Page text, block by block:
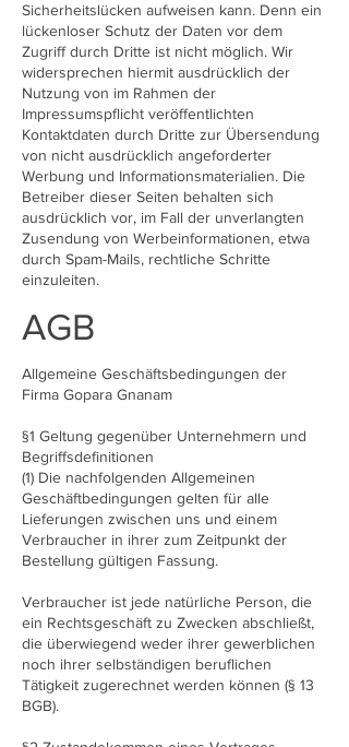
Sicherheitslücken aufweisen kann. Denn ein
lückenloser Schutz der Daten vor dem
Zugriff durch Dritte ist nicht möglich. Wir
widersprechen hiermit ausdrücklich der
Nutzung von im Rahmen der
Impressumspflicht veröffentlichten
Kontaktdaten durch Dritte zur Übersendung
von nicht ausdrücklich angeforderter
Werbung und Informationsmaterialien. Die
Betreiber dieser Seiten behalten sich
ausdrücklich vor, im Fall der unverlangten
Zusendung von Werbeinformationen, etwa
durch Spam-Mails, rechtliche Schritte
einzuleiten.
AGB
Allgemeine Geschäftsbedingungen der
Firma Gopara Gnanam
§1 Geltung gegenüber Unternehmern und
Begriffsdefinitionen
(1) Die nachfolgenden Allgemeinen
Geschäftbedingungen gelten für alle
Lieferungen zwischen uns und einem
Verbraucher in ihrer zum Zeitpunkt der
Bestellung gültigen Fassung.
Verbraucher ist jede natürliche Person, die
ein Rechtsgeschäft zu Zwecken abschließt,
die überwiegend weder ihrer gewerblichen
noch ihrer selbständigen beruflichen
Tätigkeit zugerechnet werden können (§ 13
BGB).